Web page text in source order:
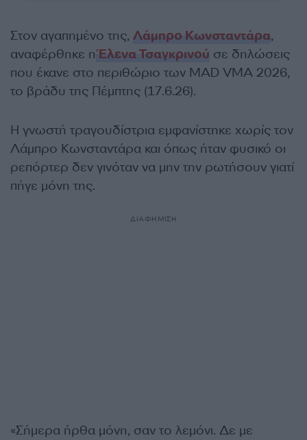
Στον αγαπημένο της, Λάμπρο Κωνσταντάρα,
αναφέρθηκε ηΈλενα Τσαγκρινού σε δηλώσεις
που έκανε στο περιθώριο των MAD VMA 2026,
το βράδυ της Πέμπτης (17.6.26).
Η γνωστή τραγουδίστρια εμφανίστηκε χωρίς τον
Λάμπρο Κωνσταντάρα και όπως ήταν φυσικό οι
ρεπόρτερ δεν γινόταν να μην την ρωτήσουν γιατί
πήγε μόνη της.
ΔΙΑΦΗΜΙΣΗ
«Σήμερα ήρθα μόνη, σαν το λεμόνι. Δε με